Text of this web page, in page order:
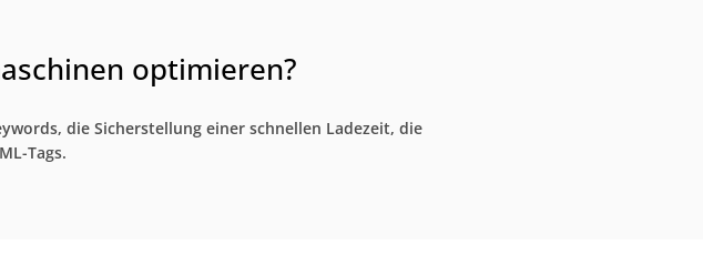
optimieren?
die Sicherstellung einer schnellen Ladezeit, die
Tags.